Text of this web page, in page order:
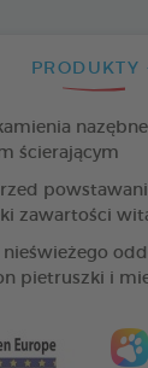
PRODUKTY
ścierającym
zawartości
nieświeżego
pietruszki i